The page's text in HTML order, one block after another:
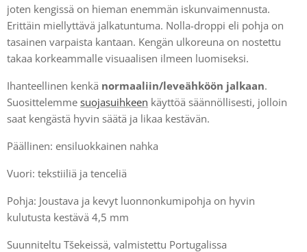
joten kengissä on hieman enemmän iskunvaimennusta.
Erittäin miellyttävä jalkatuntuma. Nolla-droppi eli pohja on
tasainen varpaista kantaan. Kengän ulkoreuna on nostettu
takaa korkeammalle visuaalisen ilmeen luomiseksi.
Ihanteellinen kenkä normaaliin/leveähköön jalkaan.
Suosittelemme suojasuihkeen käyttöä säännöllisesti, jolloin
saat kengästä hyvin säätä ja likaa kestävän.
Päällinen: ensiluokkainen nahka
Vuori: tekstiiliä ja tenceliä
Pohja: Joustava ja kevyt luonnonkumipohja on hyvin
kulutusta kestävä 4,5 mm
Suunniteltu Tšekeissä, valmistettu Portugalissa